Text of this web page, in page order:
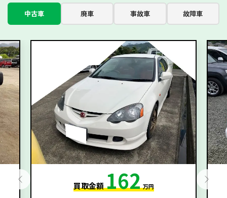
中古車 廃車 事故車 故障車
買取金額162 万円